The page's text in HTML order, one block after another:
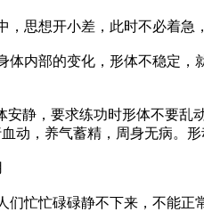
思想开小差，此时不必着急
内部的变化，形体不稳定，
安静，要求练功时形体不要
动，养气蓄精，周身无病。
们忙忙碌碌静不下来，不能